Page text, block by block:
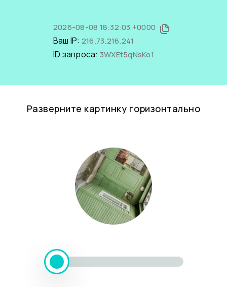
2026-08-08 18:32:03 +0000
Ваш IP: 216.73.216.241
ID запроса: 3WXEt5qNsKo1
Разверните картинку горизонтально